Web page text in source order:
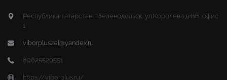
Республика Татарстан, г.Зеленодольск, ул.Королева д.11Б, офис
1
viborpluszel@yandex.ru
89625529551
https://viborplus.ru/